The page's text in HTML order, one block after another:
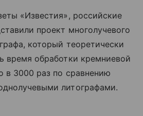
«Известия», российские
проект многолучевого
который теоретически
время обработки кремниевой
в 3000 раз по сравнению
литографами.